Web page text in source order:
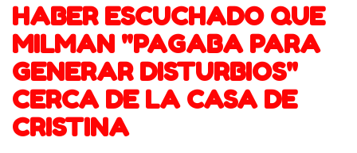
HABER ESCUCHADO QUE
MILMAN "PAGABA PARA
GENERAR DISTURBIOS"
CERCA DE LA CASA DE
CRISTINA